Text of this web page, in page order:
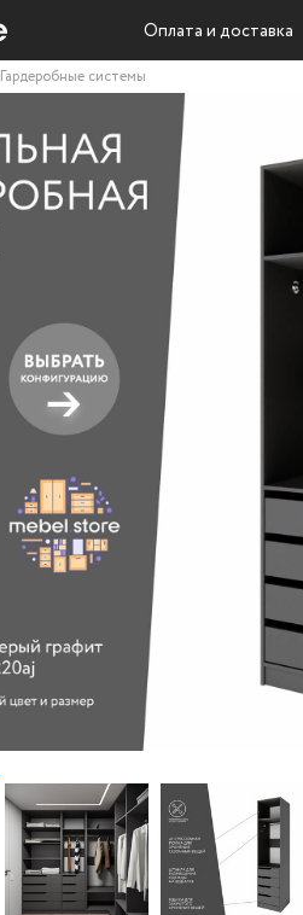
Оплата и доставка
Гардеробные системы